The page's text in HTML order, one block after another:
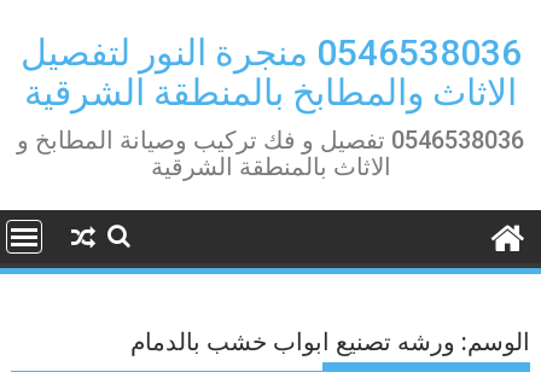
content
0546538036 منجرة النور لتفصيل
الاثاث والمطابخ بالمنطقة الشرقية
0546538036 تفصيل و فك تركيب وصيانة المطابخ و
الاثاث بالمنطقة الشرقية
الوسم: ورشه تصنيع ابواب خشب بالدمام